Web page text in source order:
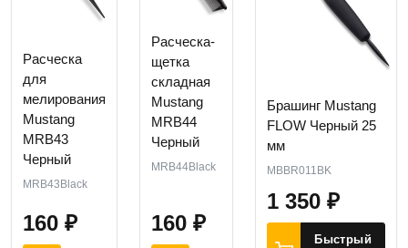
Расческа
для
мелирования
Mustang
MRB43
Черный
MRB43Black
160 ₽
Расческа-
щетка
складная
Mustang
MRB44
Черный
MRB44Black
160 ₽
Брашинг Mustang
FLOW Черный 25
мм
MBBR011BK
1 350₽
Быстрый